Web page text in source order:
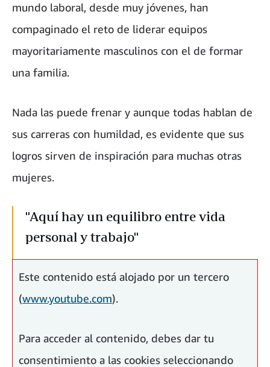
mundo laboral, desde muy jóvenes, han
compaginado el reto de liderar equipos
mayoritariamente masculinos con el de formar
una familia.
Nada las puede frenar y aunque todas hablan de
sus carreras con humildad, es evidente que sus
logros sirven de inspiración para muchas otras
mujeres.
"Aquí hay un equilibro entre vida
personal y trabajo"
Gemma Viladomat, Senior Product Manager para Italia y
España de Amazon
Este contenido está alojado por un tercero
(www.youtube.com).
Para acceder al contenido, debes dar tu
consentimiento a las cookies seleccionando